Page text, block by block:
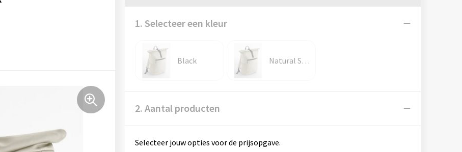
1. Selecteer een kleur
Black Natural Stone
2. Aantal producten
Selecteer jouw opties voor de prijsopgave.